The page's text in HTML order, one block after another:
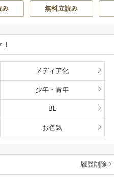
み
無料立読み
メディア化
少年・青年
BL
お色気
履歴削除